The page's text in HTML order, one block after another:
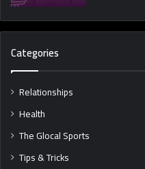
Categories
Relationships
Health
The Glocal Sports
Tips & Tricks